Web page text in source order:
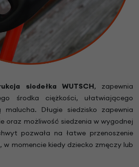
siodełka WUTSCH, zapewnia
środka ciężkości, ułatwiającego
malucha. Długie siedzisko zapewnia
oraz możliwość siedzenia w wygodnej
pozwała na łatwe przenoszenie
w momencie kiedy dziecko zmęczy lub